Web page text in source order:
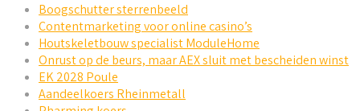
Boogschutter sterrenbeeld
Contentmarketing voor online casino’s
Houtskeletbouw specialist ModuleHome
Onrust op de beurs, maar AEX sluit met bescheiden winst
EK 2028 Poule
Aandeelkoers Rheinmetall